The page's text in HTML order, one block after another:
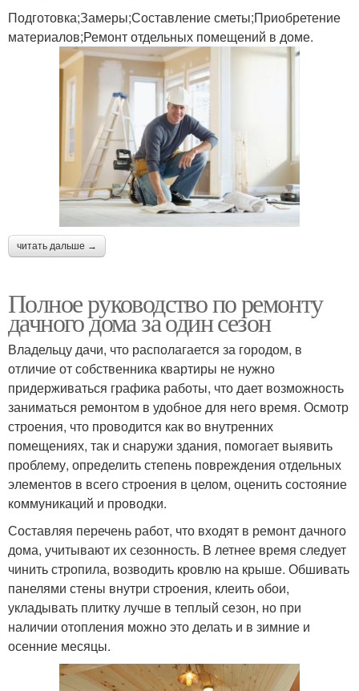
Подготовка;Замеры;Составление сметы;Приобретение
материалов;Ремонт отдельных помещений в доме.
читать дальше →
Полное руководство по ремонту
дачного дома за один сезон
Владельцу дачи, что располагается за городом, в
отличие от собственника квартиры не нужно
придерживаться графика работы, что дает возможность
заниматься ремонтом в удобное для него время. Осмотр
строения, что проводится как во внутренних
помещениях, так и снаружи здания, помогает выявить
проблему, определить степень повреждения отдельных
элементов в всего строения в целом, оценить состояние
коммуникаций и проводки.
Составляя перечень работ, что входят в ремонт дачного
дома, учитывают их сезонность. В летнее время следует
чинить стропила, возводить кровлю на крыше. Обшивать
панелями стены внутри строения, клеить обои,
укладывать плитку лучше в теплый сезон, но при
наличии отопления можно это делать и в зимние и
осенние месяцы.